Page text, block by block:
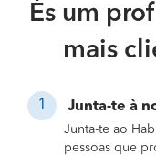
És um
mais
Junta-te à
Junta-te ao
pessoas que